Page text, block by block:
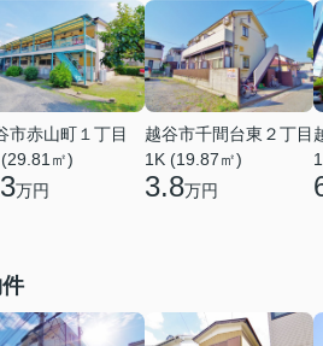
市赤山町１丁目
㎡)
万円
越谷市千間台東２丁目
1K (19.87㎡)
3.8万円